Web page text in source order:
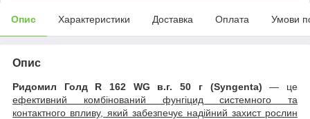
Опис Характеристики Доставка Оплата Умови
Опис
Ридомил Голд R 162 WG в.г. 50 г (Syngenta)— це
ефективний комбінований фунгіцид системного та
контактного впливу, який забезпечує надійний захист рослин